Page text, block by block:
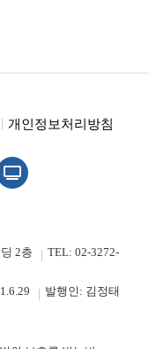
개인정보처리방침
2층
TEL: 02-3272-
발행인: 김정태